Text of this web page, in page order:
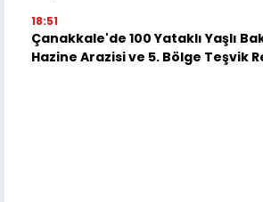
18:51
Çanakkale'de 100 Yataklı Yaşlı
Hazine Arazisi ve 5. Bölge Teşvik